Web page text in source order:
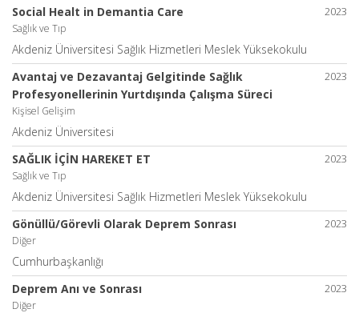
2023
Social Healt in Demantia Care
Sağlık ve Tıp
Akdeniz Üniversitesi Sağlık Hizmetleri Meslek Yüksekokulu
2023
Avantaj ve Dezavantaj Gelgitinde Sağlık
Profesyonellerinin Yurtdışında Çalışma Süreci
Kişisel Gelişim
Akdeniz Üniversitesi
2023
SAĞLIK İÇİN HAREKET ET
Sağlık ve Tıp
Akdeniz Üniversitesi Sağlık Hizmetleri Meslek Yüksekokulu
2023
Gönüllü/Görevli Olarak Deprem Sonrası
Diğer
Cumhurbaşkanlığı
2023
Deprem Anı ve Sonrası
Diğer